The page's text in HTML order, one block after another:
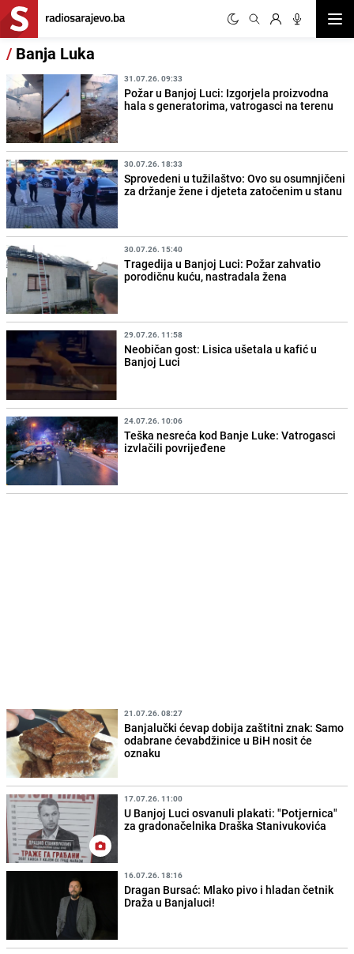
/ Banja Luka
31.07.26. 09:33
Požar u Banjoj Luci: Izgorjela proizvodna
hala s generatorima, vatrogasci na terenu
30.07.26. 18:33
Sprovedeni u tužilaštvo: Ovo su osumnjičeni
za držanje žene i djeteta zatočenim u stanu
30.07.26. 15:40
Tragedija u Banjoj Luci: Požar zahvatio
porodičnu kuću, nastradala žena
29.07.26. 11:58
Neobičan gost: Lisica ušetala u kafić u
Banjoj Luci
24.07.26. 10:06
Teška nesreća kod Banje Luke: Vatrogasci
izvlačili povrijeđene
21.07.26. 08:27
Banjalučki ćevap dobija zaštitni znak: Samo
odabrane ćevabdžinice u BiH nosit će
oznaku
17.07.26. 11:00
U Banjoj Luci osvanuli plakati: "Potjernica"
za gradonačelnika Draška Stanivukovića
16.07.26. 18:16
Dragan Bursać: Mlako pivo i hladan četnik
Draža u Banjaluci!